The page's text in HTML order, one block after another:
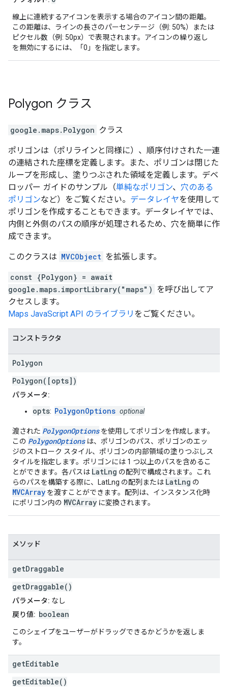
線上に連続するアイコンを表示する場合のアイコン間の距離。
この距離は、ラインの長さのパーセンテージ（例: 50%）または
ピクセル数（例: 50px）で表現されます。アイコンの繰り返し
を無効にするには、「0」を指定します。
Polygon クラス
google.maps. Polygon クラス
ポリゴンは（ポリラインと同様に）、順序付けされた一連
の連結された座標を定義します。また、ポリゴンは閉じた
ループを形成し、塗りつぶされた領域を定義します。デベ
ロッパー ガイドのサンプル（単純なポリゴン、 穴のある
ポリゴンなど）をご覧ください。 データレイヤを使用して
ポリゴンを作成することもできます。データレイヤでは、
内側と外側のパスの順序が処理されるため、穴を簡単に作
成できます。
このクラスは MVCObject を拡張します。
const {Polygon} = await
google.maps.importLibrary("maps") を呼び出してア
クセスします。
Maps JavaScript API のライブラリ をご覧ください。
コンストラクタ
Polygon
Polygon([opts])
パラメータ:
opts: PolygonOptions optional
渡された PolygonOptionsを使用してポリゴンを作成します。
この PolygonOptionsは、ポリゴンのパス、ポリゴンのエッ
ジのストローク スタイル、ポリゴンの内部領域の塗りつぶしス
タイルを指定します。ポリゴンには 1 つ以上のパスを含めるこ
とができます。各パスは LatLng の配列で構成されます。これ
らのパスを構築する際に、LatLng の配列または LatLng の
MVCArray を渡すことができます。配列は、インスタンス化時
にポリゴン内の MVCArray に変換されます。
メソッド
getDraggable
getDraggable()
パラメータ: なし
戻り値: boolean
このシェイプをユーザーがドラッグできるかどうかを返しま
す。
getEditable
getEditable()